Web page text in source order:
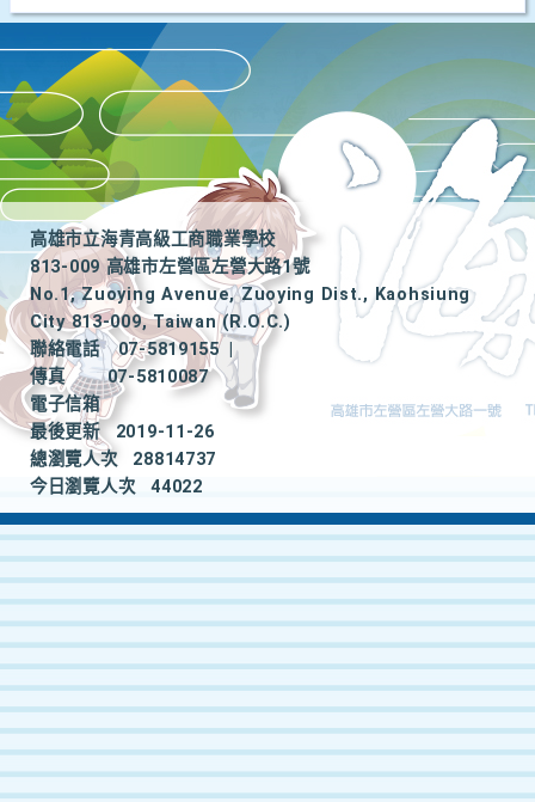
高雄市立海青高級工商職業學校
813-009 高雄市左營區左營大路1號
No.1, Zuoying Avenue, Zuoying Dist., Kaohsiung
City 813-009, Taiwan (R.O.C.)
聯絡電話
07-5819155
|
傳真
07-5810087
電子信箱
最後更新
2019-11-26
總瀏覽人次
28814737
今日瀏覽人次
44022